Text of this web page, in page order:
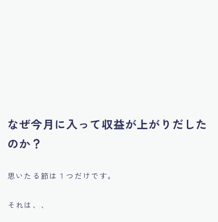
なぜ今月に入って収益が上がりだした
のか？
思いたる節は１つだけです。
それは、、